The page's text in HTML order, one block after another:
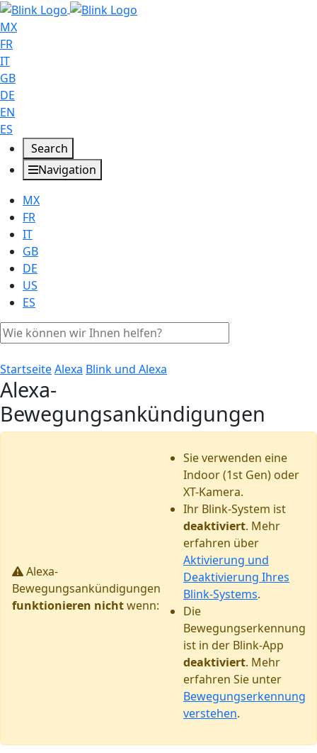
MX
FR
IT
GB
DE
EN
ES
Search
Navigation
MX
FR
IT
GB
DE
US
ES
StartseiteAlexa Blink und Alexa
Alexa-
Bewegungsankündigungen
Alexa-
Bewegungsankündigungen
funktionieren nichtwenn:
Sie verwenden eine
Indoor (1st Gen) oder
XT-Kamera.
Ihr Blink-System ist
deaktiviert. Mehr
erfahren über
Aktivierung und
Deaktivierung Ihres
Blink-Systems.
Die
Bewegungserkennung
ist in der Blink-App
deaktiviert. Mehr
erfahren Sie unter
Bewegungserkennung
verstehen.